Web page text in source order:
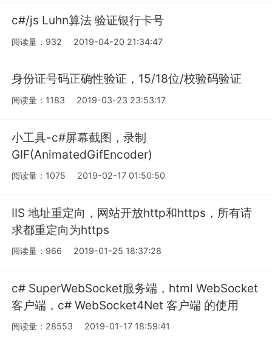
c#/js Luhn算法 验证银行卡号
阅读量：932 2019-04-20 21:34:47
身份证号码正确性验证，15/18位/校验码验证
阅读量：1183 2019-03-23 23:53:17
小工具-c#屏幕截图，录制
GIF(AnimatedGifEncoder)
阅读量：1075 2019-02-17 01:50:50
IIS 地址重定向，网站开放http和https，所有请
求都重定向为https
阅读量：966 2019-01-25 18:37:28
c# SuperWebSocket服务端，html WebSocket
客户端，c# WebSocket4Net 客户端 的使用
阅读量：28553 2019-01-17 18:59:41